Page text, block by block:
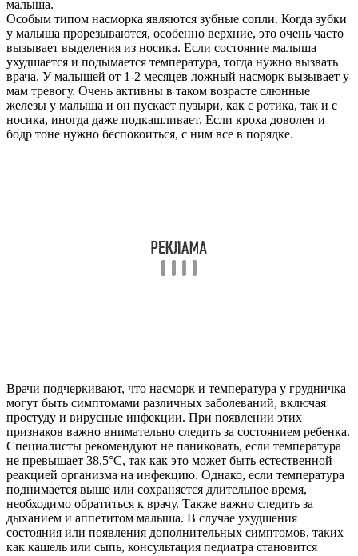
малыша.
Особым типом насморка являются зубные сопли. Когда зубки
у малыша прорезываются, особенно верхние, это очень часто
вызывает выделения из носика. Если состояние малыша
ухудшается и подымается температура, тогда нужно вызвать
врача. У малышей от 1-2 месяцев ложный насморк вызывает у
мам тревогу. Очень активны в таком возрасте слюнные
железы у малыша и он пускает пузыри, как с ротика, так и с
носика, иногда даже подкашливает. Если кроха доволен и
бодр тоне нужно беспокоиться, с ним все в порядке.
Врачи подчеркивают, что насморк и температура у грудничка
могут быть симптомами различных заболеваний, включая
простуду и вирусные инфекции. При появлении этих
признаков важно внимательно следить за состоянием ребенка.
Специалисты рекомендуют не паниковать, если температура
не превышает 38,5°C, так как это может быть естественной
реакцией организма на инфекцию. Однако, если температура
поднимается выше или сохраняется длительное время,
необходимо обратиться к врачу. Также важно следить за
дыханием и аппетитом малыша. В случае ухудшения
состояния или появления дополнительных симптомов, таких
как кашель или сыпь, консультация педиатра становится